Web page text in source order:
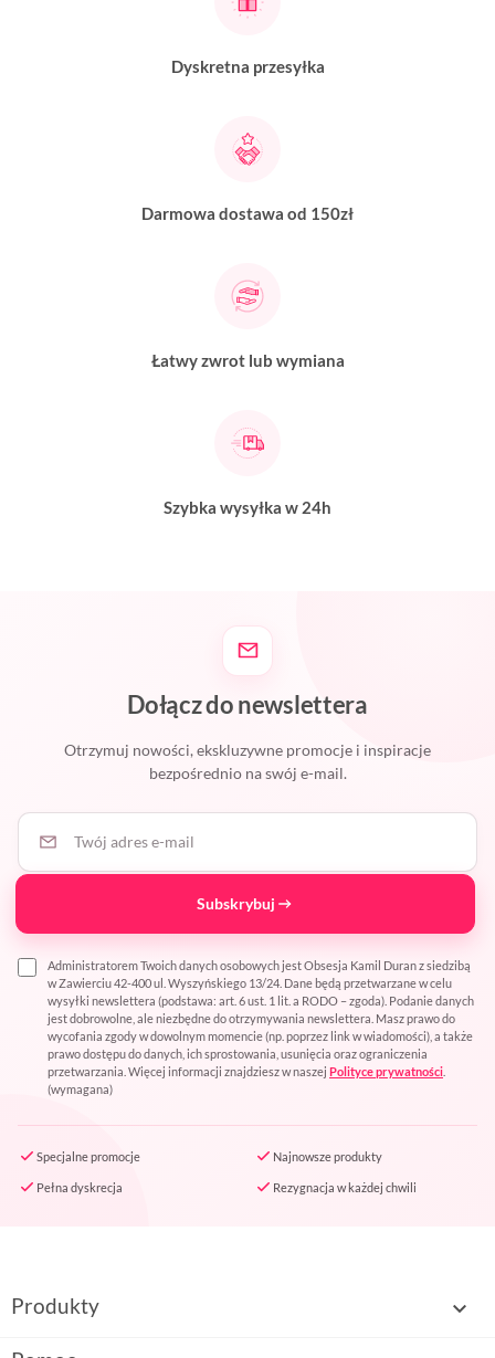
Dyskretna przesyłka
Darmowa dostawa od 150zł
Łatwy zwrot lub wymiana
Szybka wysyłka w 24h
Dołącz do newslettera
Otrzymuj nowości, ekskluzywne promocje i inspiracje
bezpośrednio na swój e-mail.
Twój adres e-mail
Subskrybuj
Administratorem Twoich danych osobowych jest Obsesja Kamil Duran z siedzibą
w Zawierciu 42-400 ul. Wyszyńskiego 13/24. Dane będą przetwarzane w celu
wysyłki newslettera (podstawa: art. 6 ust. 1 lit. a RODO – zgoda). Podanie danych
jest dobrowolne, ale niezbędne do otrzymywania newslettera. Masz prawo do
wycofania zgody w dowolnym momencie (np. poprzez link w wiadomości), a także
prawo dostępu do danych, ich sprostowania, usunięcia oraz ograniczenia
przetwarzania. Więcej informacji znajdziesz w naszej Polityce prywatności
(wymagana)
Specjalne promocje Najnowsze produkty
Pełna dyskrecja Rezygnacja w każdej chwili
Produkty 